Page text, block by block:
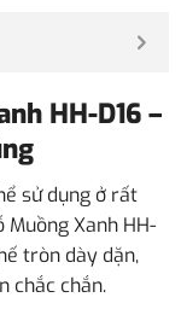
HH-D16 –
sử dụng ở rất
Xanh HH-
tròn dày dặn,
chắc chắn.